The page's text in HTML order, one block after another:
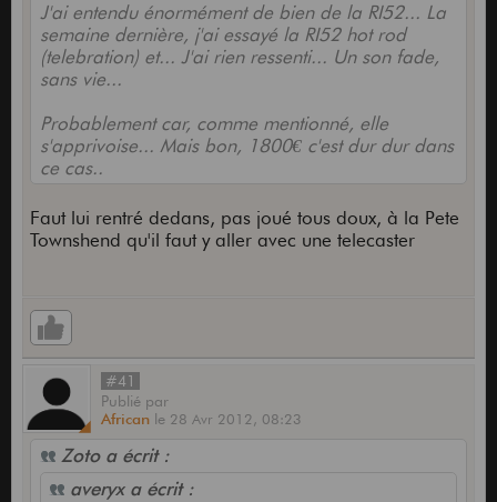
J'ai entendu énormément de bien de la RI52... La
semaine dernière, j'ai essayé la RI52 hot rod
(telebration) et... J'ai rien ressenti... Un son fade,
sans vie...
Probablement car, comme mentionné, elle
s'apprivoise... Mais bon, 1800€ c'est dur dur dans
ce cas..
Faut lui rentré dedans, pas joué tous doux, à la Pete
Townshend qu'il faut y aller avec une telecaster
#41
Publié par
African le 28 Avr 2012, 08:23
Zoto a écrit :
averyx a écrit :